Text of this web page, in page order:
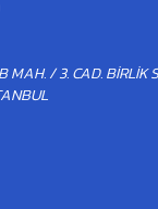
MAH. / 3. CAD. BİRLİK